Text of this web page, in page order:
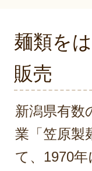
麺類を
販売
新潟県有数
業「笠原製
て、1970